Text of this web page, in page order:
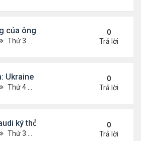
của ông Trump với nỗ lực chấm dứt
Thứ 3 Tháng 5 27, 2025 6:13 pm
0
Trả lời
Ukraine biết không thể giành lại
Thứ 4 Tháng 5 14, 2025 3:54 pm
0
Trả lời
ký thỏa thuận vũ khí 142 tỷ USD
Thứ 3 Tháng 5 13, 2025 3:19 pm
0
Trả lời